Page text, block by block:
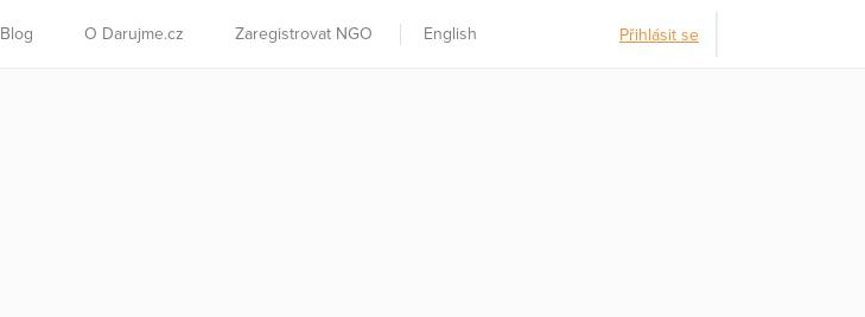
Blog O Darujme.cz Zaregistrovat NGO English Přihlásit se